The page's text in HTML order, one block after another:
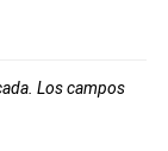
Los campos